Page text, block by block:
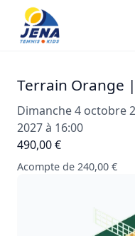
Terrain Orange
Dimanche 4 octobre
2027 à 16:00
490,00 €
Acompte de 240,00 €